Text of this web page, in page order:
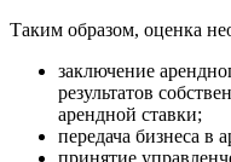
Таким образом, оценка
заключение
результатов
арендной ставки;
передача бизнеса в
принятие
Верхняя Пышма
Верхняя Салда
Владивосток
Владикавказ